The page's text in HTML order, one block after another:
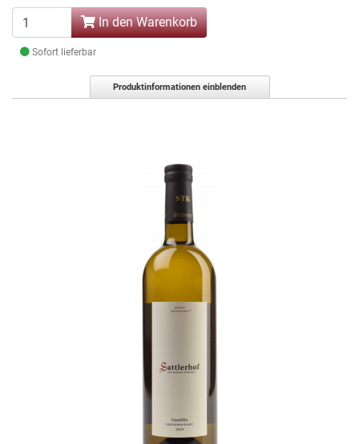
In den Warenkorb
Sofort lieferbar
Produktinformationen einblenden